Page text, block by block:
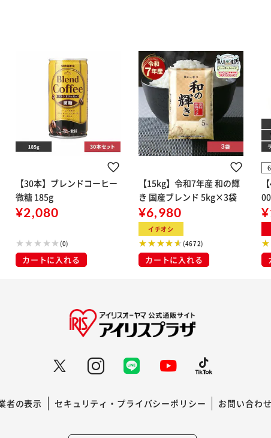
【30本】ブレンドコーヒー
微糖 185g
¥2,080
(0)
カートに入れる
【15kg】令和7年産 和の輝
き 国産ブレンド 5kg×3袋
¥6,980
イチオシ
(4672)
カートに入れる
者の表示 セキュリティ・プライバシーポリシー お問い合わせ